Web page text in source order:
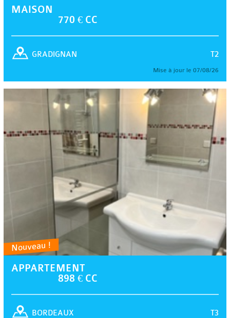
MAISON
770 € CC
T2
GRADIGNAN
Mise à jour le 07/08/26
Nouveau !
APPARTEMENT
898 € CC
T3
BORDEAUX